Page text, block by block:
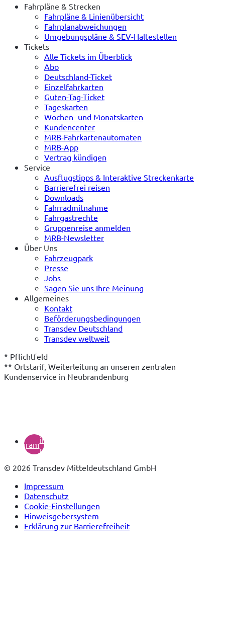
Fahrpläne & Strecken
Fahrpläne & Linienübersicht
Fahrplanabweichungen
Umgebungspläne & SEV-Haltestellen
Tickets
Alle Tickets im Überblick
Abo
Deutschland-Ticket
Einzelfahrkarten
Guten-Tag-Ticket
Tageskarten
Wochen- und Monatskarten
Kundencenter
MRB-Fahrkartenautomaten
MRB-App
Vertrag kündigen
Service
Ausflugstipps & Interaktive Streckenkarte
Barrierefrei reisen
Downloads
Fahrradmitnahme
Fahrgastrechte
Gruppenreise anmelden
MRB-Newsletter
Über Uns
Fahrzeugpark
Presse
Jobs
Sagen Sie uns Ihre Meinung
Allgemeines
Kontakt
Beförderungsbedingungen
Transdev Deutschland
Transdev weltweit
* Pflichtfeld
** Ortstarif, Weiterleitung an unseren zentralen
Kundenservice in Neubrandenburg
instagramin
neuem
© 2026 Transdev Mitteldeutschland GmbH
Impressum
Datenschutz
Cookie-Einstellungen
Hinweisgebersystem
Erklärung zur Barrierefreiheit